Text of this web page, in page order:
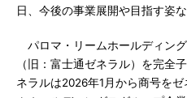
日、今後の事業展開や目指す姿な
パロマ・リームホールディン
（旧：富士通ゼネラル）を完全
ネラルは2026年1月から商号を